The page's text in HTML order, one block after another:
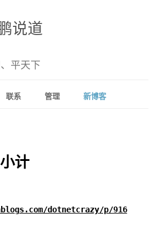
说道
平天下
联系 管理 新博客
计
dotnetcrazy/p/916